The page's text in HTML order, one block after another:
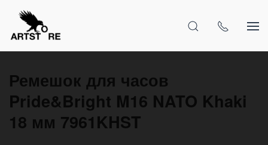
Ремешок для часов
Pride&Bright M16 NATO Khaki
18 мм 7961KHST